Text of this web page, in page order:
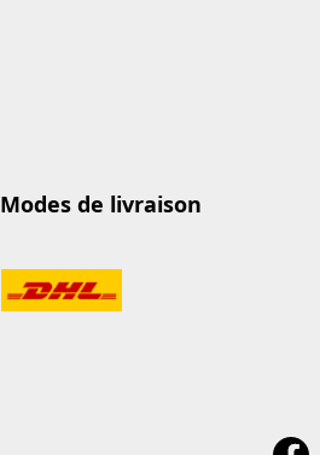
Modes de livraison